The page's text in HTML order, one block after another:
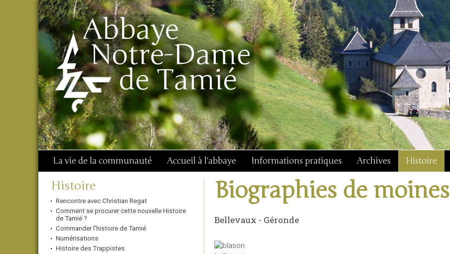
Aller
au
contenu.
|
Aller
à
navigation
Outils
personnels
Chercher par
Recherche
avancée…
La vie de la communauté Accueil à l'abbaye Informations pratiques Archives Histoire
Navigation
Histoire
Rencontre avec Christian Regat
Comment se procurer cette nouvelle Histoire
de Tamié ?
Commander l'histoire de Tamié
Numérisations
Histoire des Trappistes
Biographies de moines
Bellevaux - Géronde